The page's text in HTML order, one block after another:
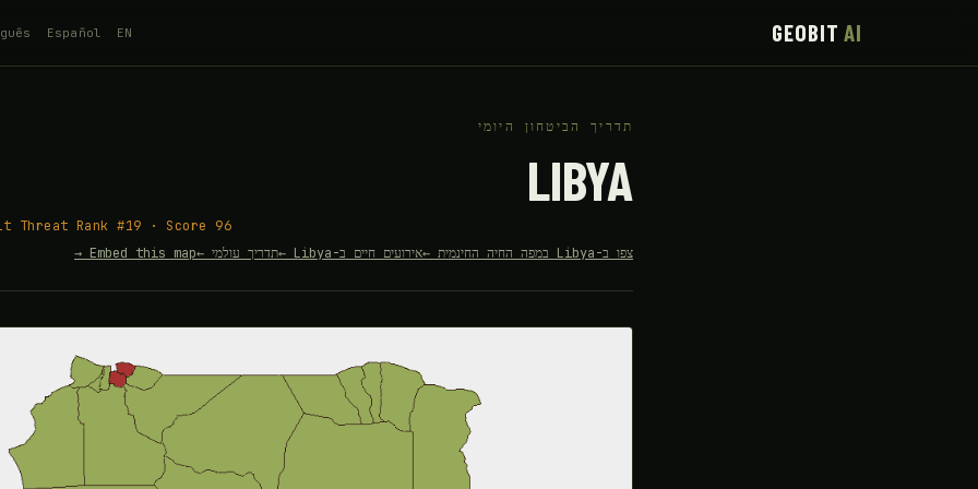
GEOBITAI
EN
Español
תדריך הביטחון היומי
LIBYA
Threat Rank #19 · Score 96
צפו ב-Libya במפה החיה החינמית ←
אירועים חיים ב-Libya ← תדריך עולמי ←Embed this map →